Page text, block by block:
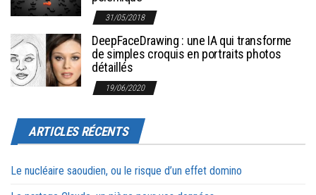
31/05/2018
DeepFaceDrawing : une IA qui transforme
de simples croquis en portraits photos
détaillés
19/06/2020
ARTICLES RÉCENTS
Le nucléaire saoudien, ou le risque d’un effet domino